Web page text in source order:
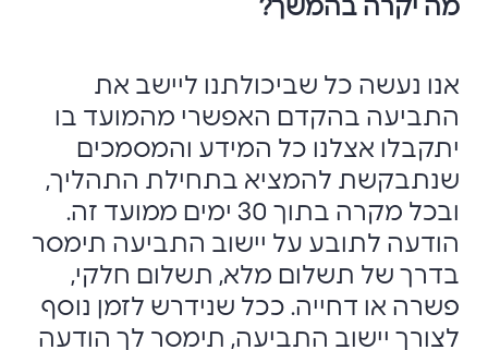
מה יקרה בהמשך?
אנו נעשה כל שביכולתנו ליישב את
התביעה בהקדם האפשרי מהמועד בו
יתקבלו אצלנו כל המידע והמסמכים
שנתבקשת להמציא בתחילת התהליך,
ובכל מקרה בתוך 30 ימים ממועד זה.
הודעה לתובע על יישוב התביעה תימסר
בדרך של תשלום מלא, תשלום חלקי,
פשרה או דחייה. ככל שנידרש לזמן נוסף
לצורך יישוב התביעה, תימסר לך הודעה